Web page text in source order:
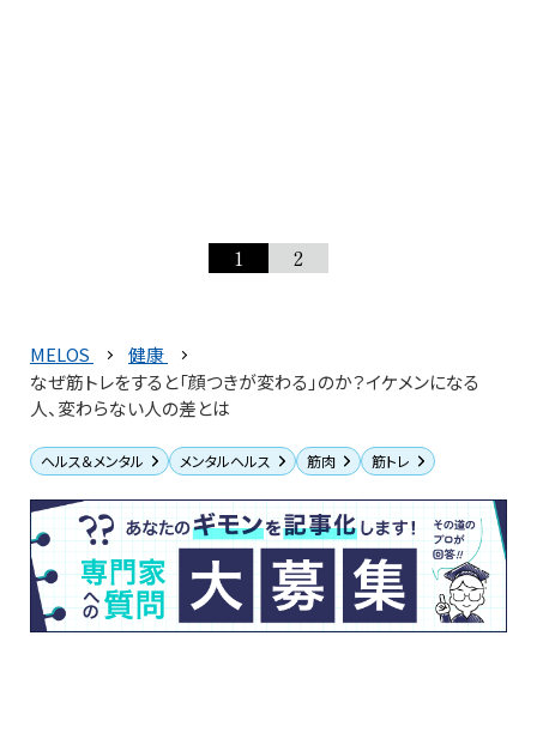
1 2
MELOS
健康
なぜ筋トレをすると「顔つきが変わる」のか？イケメンになる
人、変わらない人の差とは
ヘルス＆メンタル メンタルヘルス 筋肉 筋トレ